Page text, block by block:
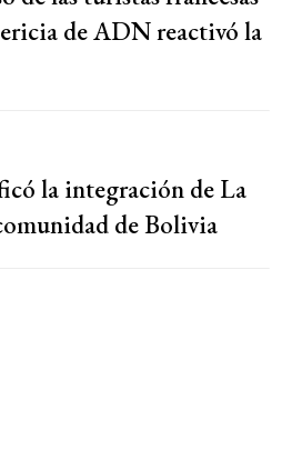
de ADN reactivó la
la integración de La
de Bolivia